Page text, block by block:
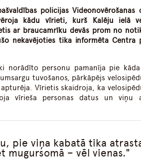
policijas Videonovērošanas
kādu vīrieti, kurš Kalēju ielā
ar braucamrīku devās prom no
nekavējoties tika informēta Centra
norādīto personu pamanīja pie kāda
tuvošanos, pārkāpējs
Vīrietis skaidroja, ka
vīrieša personas datus un viņu
pie viņa kabatā tika
mugursomā – vēl vienas.